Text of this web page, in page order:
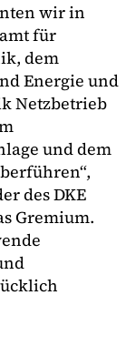
wir in
für
dem
Energie und
Netzbetrieb
und dem
des DKE
Gremium.